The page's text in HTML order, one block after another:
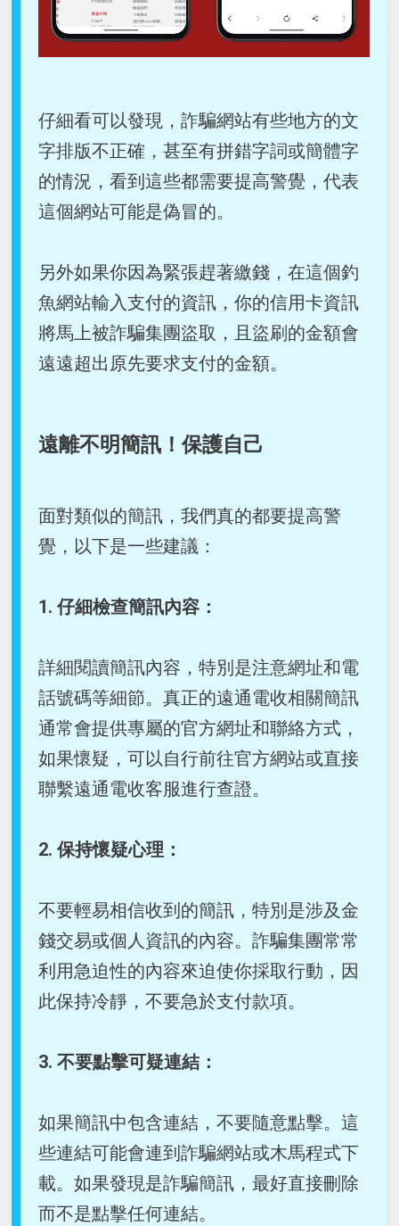
仔細看可以發現，詐騙網站有些地方的文
字排版不正確，甚至有拼錯字詞或簡體字
的情況，看到這些都需要提高警覺，代表
這個網站可能是偽冒的。
另外如果你因為緊張趕著繳錢，在這個釣
魚網站輸入支付的資訊，你的信用卡資訊
將馬上被詐騙集團盜取，且盜刷的金額會
遠遠超出原先要求支付的金額。
遠離不明簡訊！保護自己
面對類似的簡訊，我們真的都要提高警
覺，以下是一些建議：
1. 仔細檢查簡訊內容：
詳細閱讀簡訊內容，特別是注意網址和電
話號碼等細節。真正的遠通電收相關簡訊
通常會提供專屬的官方網址和聯絡方式，
如果懷疑，可以自行前往官方網站或直接
聯繫遠通電收客服進行查證。
2. 保持懷疑心理：
不要輕易相信收到的簡訊，特別是涉及金
錢交易或個人資訊的內容。詐騙集團常常
利用急迫性的內容來迫使你採取行動，因
此保持冷靜，不要急於支付款項。
3. 不要點擊可疑連結：
如果簡訊中包含連結，不要隨意點擊。這
些連結可能會連到詐騙網站或木馬程式下
載。如果發現是詐騙簡訊，最好直接刪除
而不是點擊任何連結。